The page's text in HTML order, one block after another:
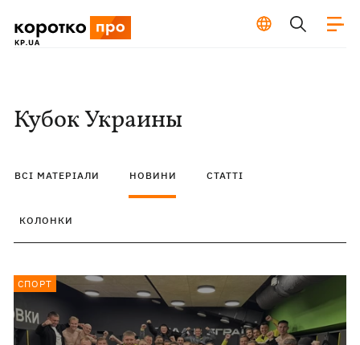
Кубок Украины
ВСІ МАТЕРІАЛИ НОВИНИ СТАТТІ
КОЛОНКИ
СПОРТ